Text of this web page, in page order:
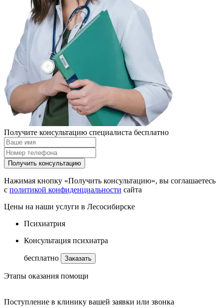
Получите консультацию специалиста бесплатно
Получить консультацию
Нажимая кнопку «Получить консультацию», вы соглашаетесь
с политикой конфиденциальности сайта
Цены на наши услуги в Лесосибирске
Психиатрия
Консультация психиатра
бесплатно Заказать
Этапы оказания помощи
Поступление в клинику вашей заявки или звонка